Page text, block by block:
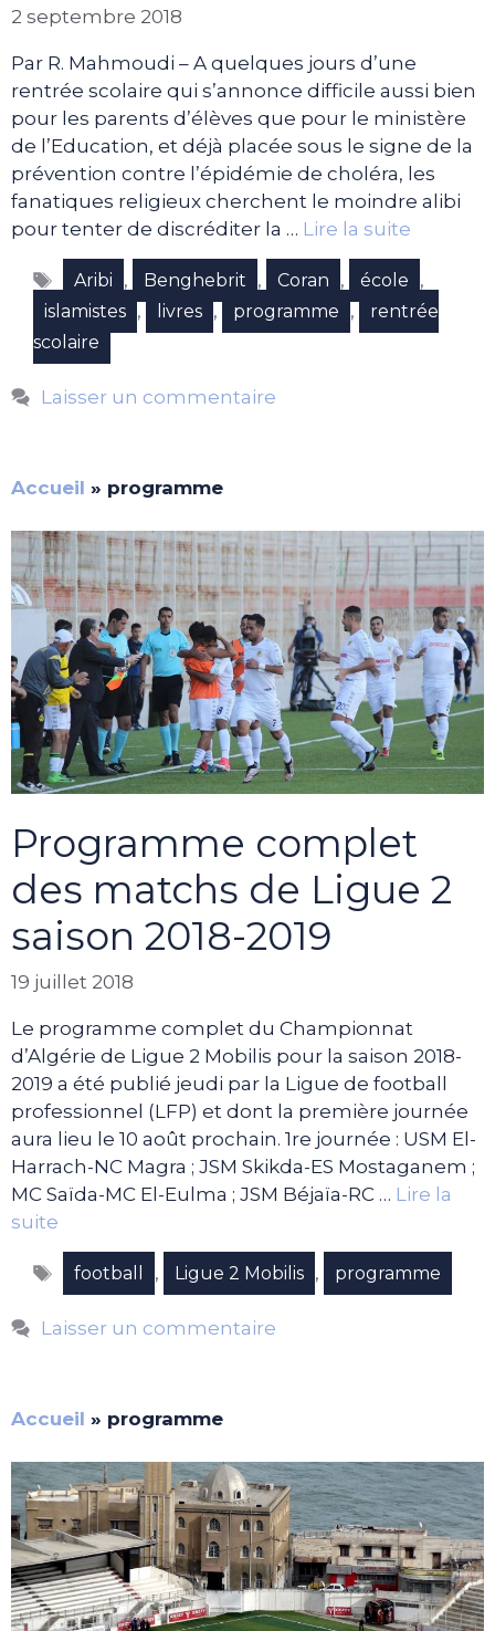
2 septembre 2018
Par R. Mahmoudi – A quelques jours d’une
rentrée scolaire qui s’annonce difficile aussi bien
pour les parents d’élèves que pour le ministère
de l’Education, et déjà placée sous le signe de la
prévention contre l’épidémie de choléra, les
fanatiques religieux cherchent le moindre alibi
pour tenter de discréditer la … Lire la suite
Étiquettes
Aribi , Benghebrit , Coran , école ,
islamistes , livres , programme ,
rentrée
scolaire
Laisser un commentaire
Accueil » programme
Programme complet
des matchs de Ligue 2
saison 2018-2019
19 juillet 2018
Le programme complet du Championnat
d’Algérie de Ligue 2 Mobilis pour la saison 2018-
2019 a été publié jeudi par la Ligue de football
professionnel (LFP) et dont la première journée
aura lieu le 10 août prochain. 1re journée : USM El-
Harrach-NC Magra ; JSM Skikda-ES Mostaganem ;
MC Saïda-MC El-Eulma ; JSM Béjaïa-RC … Lire la
suite
Étiquettes
football , Ligue 2 Mobilis , programme
Laisser un commentaire
Accueil » programme